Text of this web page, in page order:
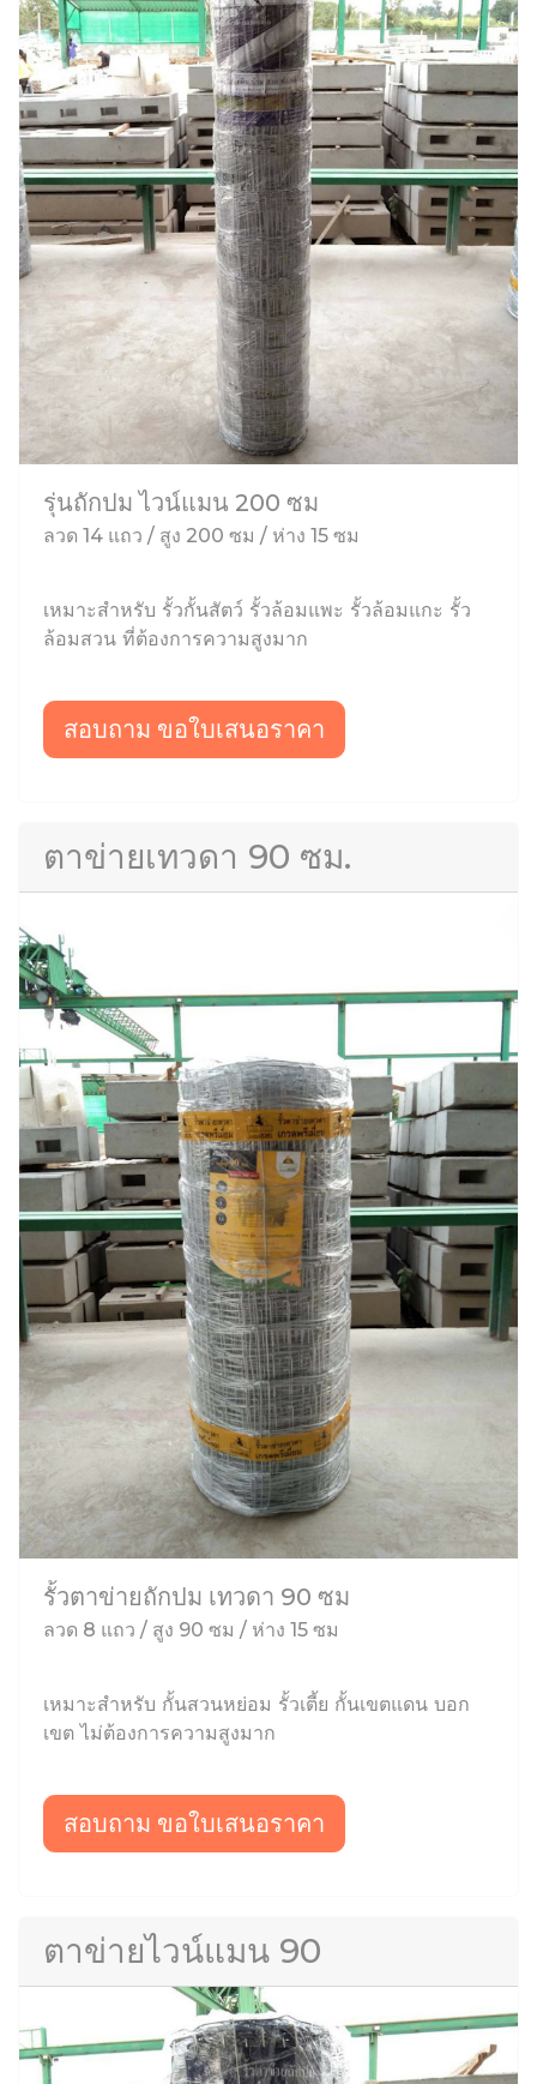
รุ่นถักปม ไวน์แมน 200 ซม
ลวด 14 แถว / สูง 200 ซม / ห่าง 15 ซม
เหมาะสำหรับ รั้วกั้นสัตว์ รั้วล้อมแพะ รั้วล้อมแกะ รั้ว
ล้อมสวน ที่ต้องการความสูงมาก
สอบถาม ขอใบเสนอราคา
ตาข่ายเทวดา 90 ซม.
รั้วตาข่ายถักปม เทวดา 90 ซม
ลวด 8 แถว / สูง 90 ซม / ห่าง 15 ซม
เหมาะสำหรับ กั้นสวนหย่อม รั้วเตี้ย กั้นเขตแดน บอก
เขต ไม่ต้องการความสูงมาก
สอบถาม ขอใบเสนอราคา
ตาข่ายไวน์แมน 90